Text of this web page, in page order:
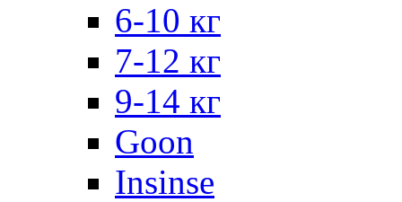
6-10 кг
7-12 кг
9-14 кг
Goon
Insinse